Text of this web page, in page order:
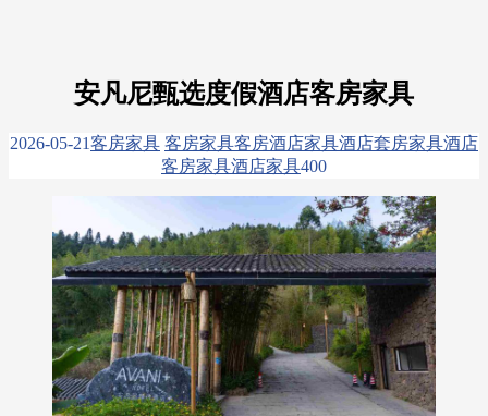
安凡尼甄选度假酒店客房家具
2026-05-21客房家具 客房家具客房酒店家具酒店套房家具酒店
客房家具酒店家具400